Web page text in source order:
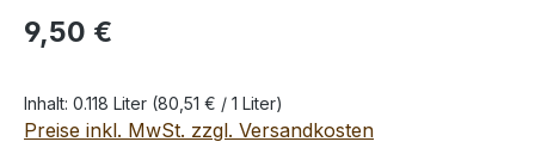
Regulärer Preis:
9,50 €
Inhalt: 0.118 Liter (80,51 € / 1 Liter)
Preise inkl. MwSt. zzgl. Versandkosten